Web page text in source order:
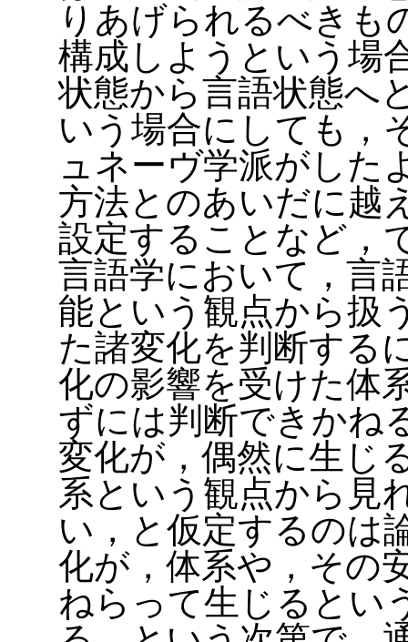
りあげられるべきも
構成しようという場
状態から言語状態へ
いう場合にしても，
ュネーヴ学派がした
方法とのあいだに越
設定することなど，
言語学において，言
能という観点から扱
た諸変化を判断する
化の影響を受けた体
ずには判断できかね
変化が，偶然に生じ
系という観点から見
い，と仮定するのは
化が，体系や，その
ねらって生じるとい